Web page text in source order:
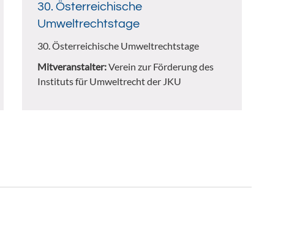
30. Österreichische
Umweltrechtstage
30. Österreichische Umweltrechtstage
Mitveranstalter:Verein zur Förderung des
Instituts für Umweltrecht der JKU